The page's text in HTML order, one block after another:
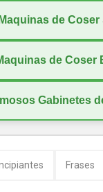
de Coser
de Coser
Gabinetes
Frases